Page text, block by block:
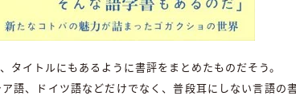
タイトルにもあるように書評をまとめたものだそう。
語、ドイツ語などだけでなく、普段耳にしない言語の